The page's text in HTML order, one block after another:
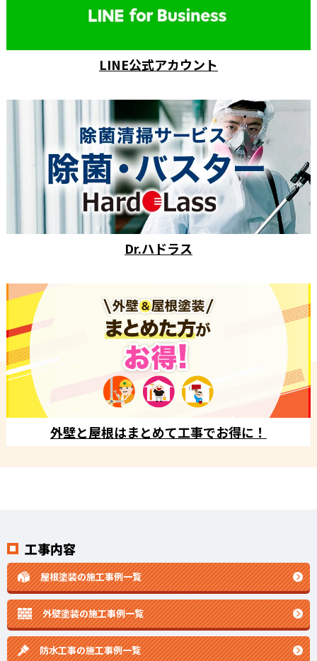
LINE公式アカウント
Dr.ハドラス
外壁と屋根はまとめて工事でお得に！
工事内容
屋根塗装の施工事例一覧
外壁塗装の施工事例一覧
防水工事の施工事例一覧